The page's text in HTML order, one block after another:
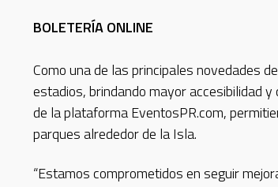
BOLETERÍA ONLINE
Como una de las principales novedades
estadios, brindando mayor accesibilidad
de la plataforma EventosPR.com,
parques alrededor de la Isla.
“Estamos comprometidos en seguir